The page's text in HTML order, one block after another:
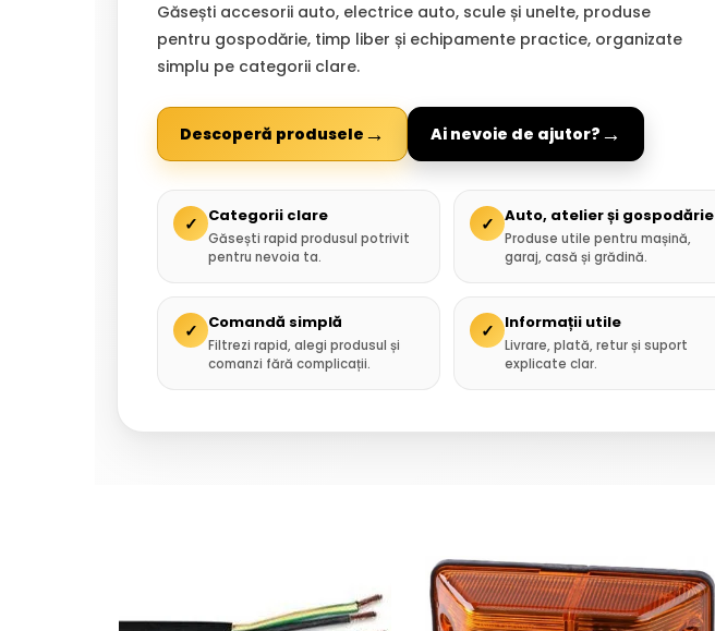
Găsești accesorii auto, electrice auto, scule și unelte, produse
pentru gospodărie, timp liber și echipamente practice, organizate
simplu pe categorii clare.
Descoperă produsele → Ai nevoie de ajutor? →
✓ Categorii clare
Găsești rapid produsul potrivit
pentru nevoia ta.
✓ Auto, atelier și gospodărie
Produse utile pentru mașină,
garaj, casă și grădină.
✓ Comandă simplă
Filtrezi rapid, alegi produsul și
comanzi fără complicații.
✓ Informații utile
Livrare, plată, retur și suport
explicate clar.